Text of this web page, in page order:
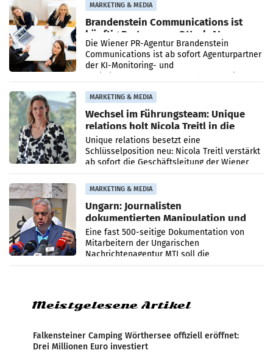
MARKETING & MEDIA
Brandenstein Communications ist
künftig Partner von OtterlyAI
Die Wiener PR-Agentur Brandenstein
Communications ist ab sofort Agenturpartner
der KI-Monitoring- und
MARKETING & MEDIA
Wechsel im Führungsteam: Unique
relations holt Nicola Treitl in die
Geschäftsleitung
Unique relations besetzt eine
Schlüsselposition neu: Nicola Treitl verstärkt
ab sofort die Geschäftsleitung der Wiener
PR-Agentur an der Seite von Josef Kalina und
Anna Kalina-Mahr.
MARKETING & MEDIA
Ungarn: Journalisten
dokumentierten Manipulation und
Zensur
Eine fast 500-seitige Dokumentation von
Mitarbeitern der Ungarischen
Nachrichtenagentur MTI soll die
systematische Nachrichten-Manipulation und
Meistgelesene Artikel
Falkensteiner Camping Wörthersee offiziell eröffnet:
Drei Millionen Euro investiert